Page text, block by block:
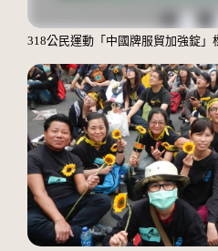
318公民運動「中國牌服貿加強錠」